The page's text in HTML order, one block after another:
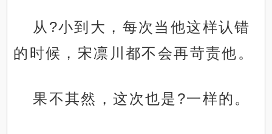
从?小到大，每次当他这样认错
的时候，宋凛川都不会再苛责他。
果不其然，这次也是?一样的。